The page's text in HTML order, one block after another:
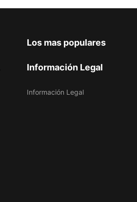
Los mas populares
Información Legal
Información Legal